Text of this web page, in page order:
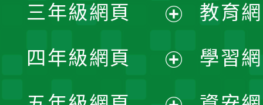
選
單
開
選
單
三年級網頁
開
四年級網頁
教育
學習